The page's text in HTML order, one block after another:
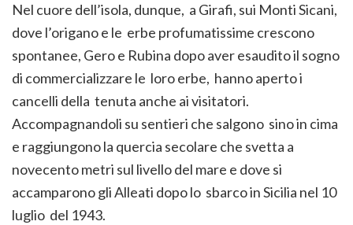
Nel cuore dell’isola, dunque, a Girafi, sui Monti Sicani,
dove l’origano e le erbe profumatissime crescono
spontanee, Gero e Rubina dopo aver esaudito il sogno
di commercializzare le loro erbe, hanno aperto i
cancelli della tenuta anche ai visitatori.
Accompagnandoli su sentieri che salgono sino in cima
e raggiungono la quercia secolare che svetta a
novecento metri sul livello del mare e dove si
accamparono gli Alleati dopo lo sbarco in Sicilia nel 10
luglio del 1943.